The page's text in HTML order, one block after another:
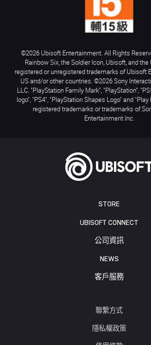
STORE
UBISOFT CONNECT
公司資訊
NEWS
客戶服務
聯繫方式
隱私權政策
©2026 Ubisoft Entertainment. All Rights
Rainbow Six, the Soldier Icon, Ubisoft, and
registered or unregistered trademarks of Ubisoft
US and/or other countries. ©2026 Sony
LLC. "PlayStation Family Mark", "PlayStation",
logo", "PS4", "PlayStation Shapes Logo" and
registered trademarks or trademarks of
Entertainment Inc.